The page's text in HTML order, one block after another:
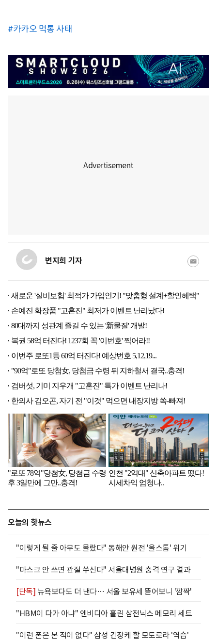
#카카오 먹통 사태
변지희 기자
오늘의 핫뉴스
"이렇게 될 줄 아무도 몰랐다" 동해안 원전 '올스톱' 위기
"마스크 안 쓰면 관절 쑤신다" 서울대병원 충격 연구 결과
[단독] 뉴욕보다도 더 낸다… 서울 보유세 뜯어보니 '깜짝'
"HBM이 다가 아냐" 엔비디아 홀린 삼전닉스 메모리 세트
"이런 폰은 본 적이 없다" 삼성 긴장케 할 모토로라 '역습'